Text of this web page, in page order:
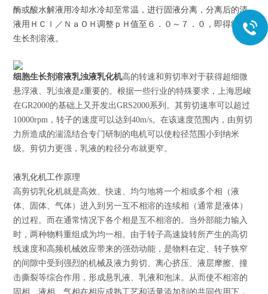
酶或酸水解液用冷却水冷却至常温，进行固液分离，分离后的清
液用ＨＣｌ／ＮａＯＨ调整ｐＨ值至６．０～７．０，即得细胞
生长剂溶液。
细胞生长剂溶液乳浊液乳化机高的转速和剪切率对于获得超细微
悬浮液、乳浊液是z重要的。根据一些行业的特殊要求，上海思峻
在GR2000的基础上又开发出GRS2000系列。其剪切速率可以超过
10000rpm，转子的速度可以达到40m/s。在该速度范围内，由剪切
力所造成的湍流结合专门研制的电机可以使粒径范围小到纳米
级。剪切力更强，乳液的粒径分布就更窄。
液乳化机工作原理
高剪切乳化机就是高效、快速、均匀地将一个相或多个相（液
体、固体、气体）进入到另一互不相溶的连续相（通常是液体）
的过程。而在通常情况下各个相是互不相溶的。当外部能力输入
时，两种物料重组成为均一相。由于转子高速旋转所产生的高切
线速度和高频机械效应带来的强劲动能，是物料在定、转子狭窄
的间隙中受到强烈的机械及液力剪切、离心挤压、液层摩擦、撞
击撕裂等综合作用，形成悬乳液、乳液和泡沫。从而使不相溶的
固相、液相、气相在相应成熟工艺和适量添加剂的共同作用下，